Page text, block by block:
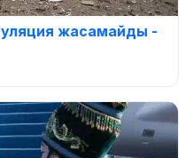
жасамайды -